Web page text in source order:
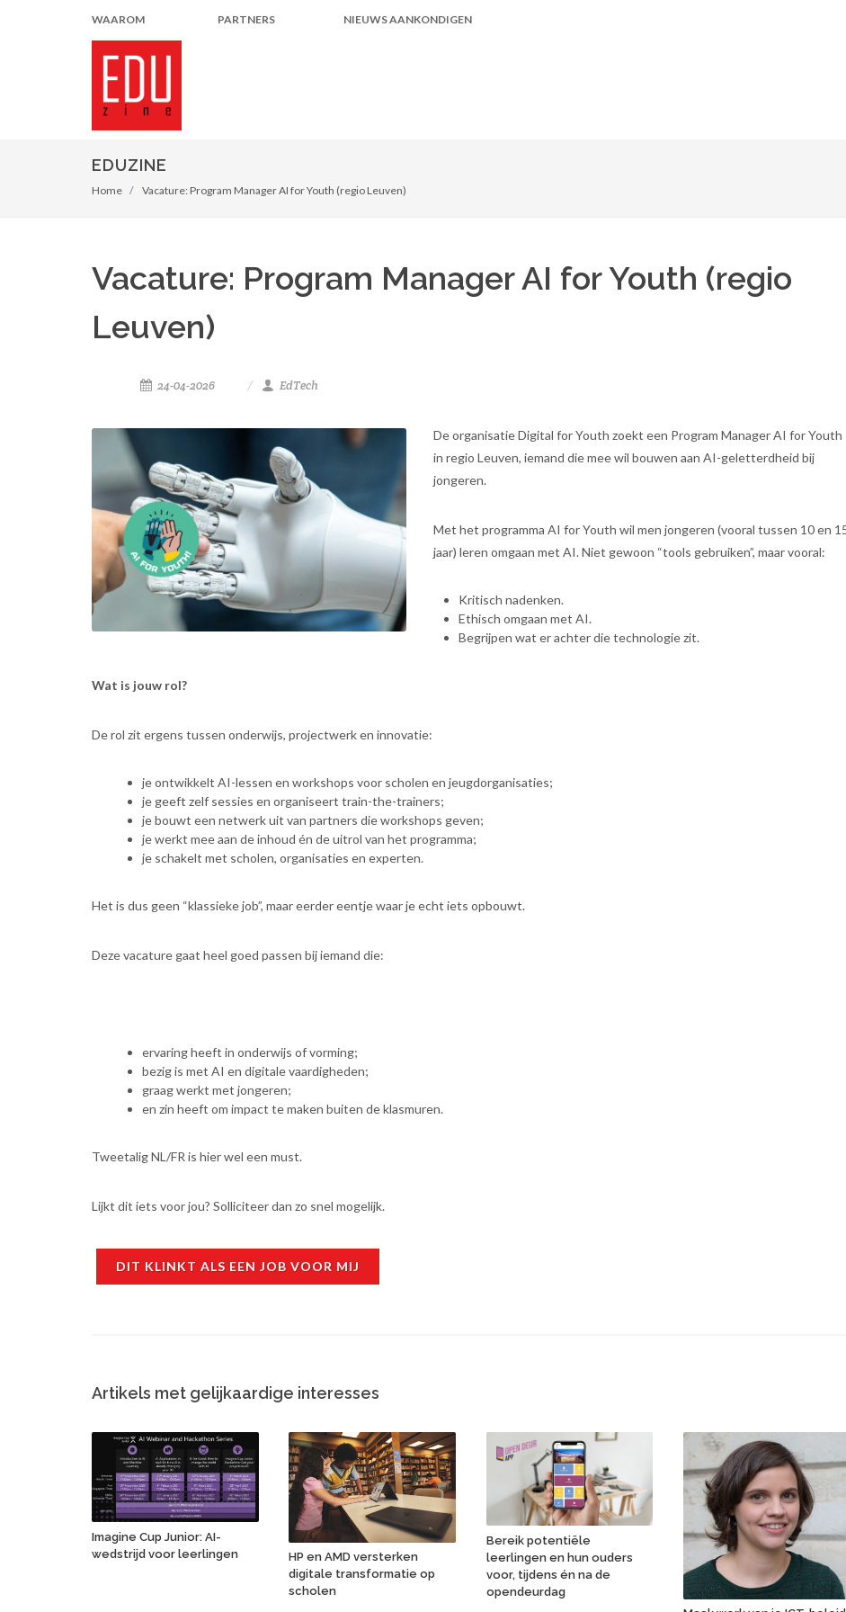
WAAROM PARTNERS NIEUWS AANKONDIGEN
EDUZINE
Home Vacature: Program Manager AI for Youth (regio Leuven)
Vacature: Program Manager AI for Youth (regio
Leuven)
24-04-2026 EdTech
De organisatie Digital for Youth zoekt een Program Manager AI for Youth
in regio Leuven, iemand die mee wil bouwen aan AI-geletterdheid bij
jongeren.
Met het programma AI for Youth wil men jongeren (vooral tussen 10 en
jaar) leren omgaan met AI. Niet gewoon “tools gebruiken”, maar vooral:
Kritisch nadenken.
Ethisch omgaan met AI.
Begrijpen wat er achter die technologie zit.
Wat is jouw rol?
De rol zit ergens tussen onderwijs, projectwerk en innovatie:
je ontwikkelt AI-lessen en workshops voor scholen en jeugdorganisaties;
je geeft zelf sessies en organiseert train-the-trainers;
je bouwt een netwerk uit van partners die workshops geven;
je werkt mee aan de inhoud én de uitrol van het programma;
je schakelt met scholen, organisaties en experten.
Het is dus geen “klassieke job”, maar eerder eentje waar je echt iets opbouwt.
Deze vacature gaat heel goed passen bij iemand die:
ervaring heeft in onderwijs of vorming;
bezig is met AI en digitale vaardigheden;
graag werkt met jongeren;
en zin heeft om impact te maken buiten de klasmuren.
Tweetalig NL/FR is hier wel een must.
Lijkt dit iets voor jou? Solliciteer dan zo snel mogelijk.
DIT KLINKT ALS EEN JOB VOOR MIJ
Artikels met gelijkaardige interesses
Imagine Cup Junior: AI-
wedstrijd voor leerlingen
HP en AMD versterken
digitale transformatie op
scholen
Bereik potentiële
leerlingen en hun ouders
voor, tijdens én na de
opendeurdag